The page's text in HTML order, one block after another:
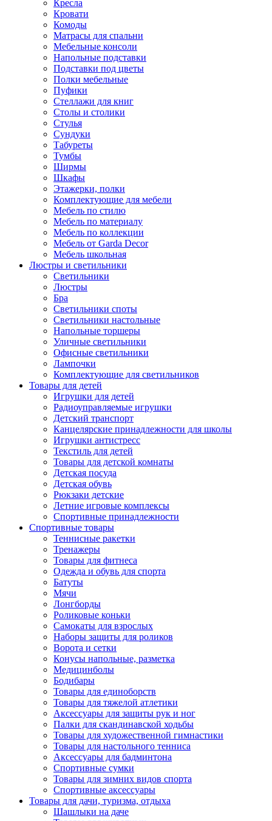
Кресла
Кровати
Комоды
Матрасы для спальни
Мебельные консоли
Напольные подставки
Подставки под цветы
Полки мебельные
Пуфики
Стеллажи для книг
Столы и столики
Стулья
Сундуки
Табуреты
Тумбы
Ширмы
Шкафы
Этажерки, полки
Комплектующие для мебели
Мебель по стилю
Мебель по материалу
Мебель по коллекции
Мебель от Garda Decor
Мебель школьная
Люстры и светильники
Светильники
Люстры
Бра
Светильники споты
Светильники настольные
Напольные торшеры
Уличные светильники
Офисные светильники
Лампочки
Комплектующие для светильников
Товары для детей
Игрушки для детей
Радиоуправляемые игрушки
Детский транспорт
Канцелярские принадлежности для школы
Игрушки антистресс
Текстиль для детей
Товары для детской комнаты
Детская посуда
Детская обувь
Рюкзаки детские
Летние игровые комплексы
Спортивные принадлежности
Спортивные товары
Теннисные ракетки
Тренажеры
Товары для фитнеса
Одежда и обувь для спорта
Батуты
Мячи
Лонгборды
Роликовые коньки
Самокаты для взрослых
Наборы защиты для роликов
Ворота и сетки
Конусы напольные, разметка
Медицинболы
Бодибары
Товары для единоборств
Товары для тяжелой атлетики
Аксессуары для защиты рук и ног
Палки для скандинавской ходьбы
Товары для художественной гимнастики
Товары для настольного тенниса
Аксессуары для бадминтона
Спортивные сумки
Товары для зимних видов спорта
Спортивные аксессуары
Товары для дачи, туризма, отдыха
Шашлыки на даче